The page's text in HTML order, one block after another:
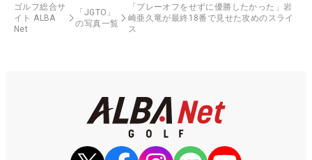
ゴルフ総合サ
イト ALBA
Net
「JGTO」
の写真一覧
「プレーオフをせずに優勝したかった」岩
崎亜久竜が最終18番で見せた攻めのスライ
ス